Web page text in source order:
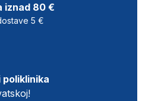
iznad 80 €
5 €
poliklinika